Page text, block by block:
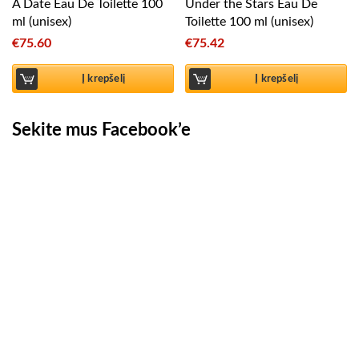
A Date Eau De Toilette 100
ml (unisex)
€75.60
Į krepšelį
Under the Stars Eau De
Toilette 100 ml (unisex)
€75.42
Į krepšelį
Sekite mus Facebook’e